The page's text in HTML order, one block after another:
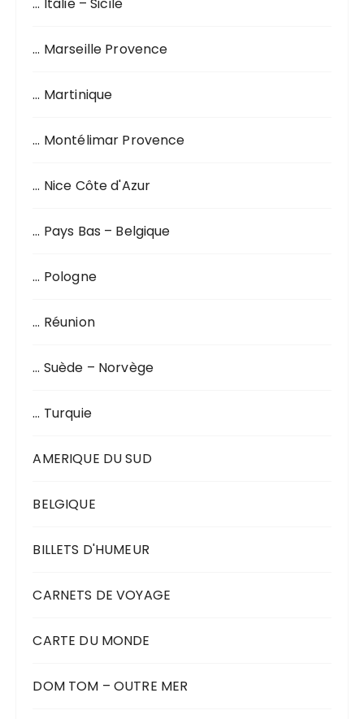
… Marseille Provence
… Martinique
… Montélimar Provence
… Nice Côte d'Azur
… Pays Bas – Belgique
… Pologne
… Réunion
… Suède – Norvège
… Turquie
AMERIQUE DU SUD
BELGIQUE
BILLETS D'HUMEUR
CARNETS DE VOYAGE
CARTE DU MONDE
DOM TOM – OUTRE MER